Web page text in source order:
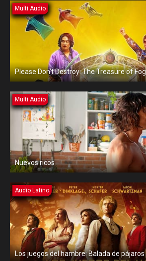
Multi Audio
Please Don’t Destroy: The Treasure of
Multi Audio
Nuevos ricos
Audio Latino